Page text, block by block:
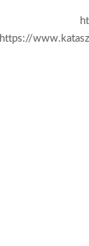
https://